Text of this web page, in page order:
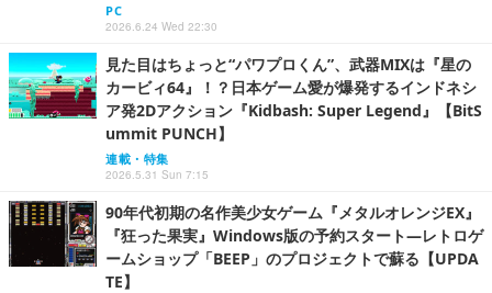
PC
2026.6.24 Wed 22:30
見た目はちょっと“パワプロくん”、武器MIXは『星の
カービィ64』！？日本ゲーム愛が爆発するインドネシ
ア発2Dアクション『Kidbash: Super Legend』【BitS
ummit PUNCH】
連載・特集
2026.5.31 Sun 7:15
90年代初期の名作美少女ゲーム『メタルオレンジEX』
『狂った果実』Windows版の予約スタート―レトロゲ
ームショップ「BEEP」のプロジェクトで蘇る【UPDA
TE】